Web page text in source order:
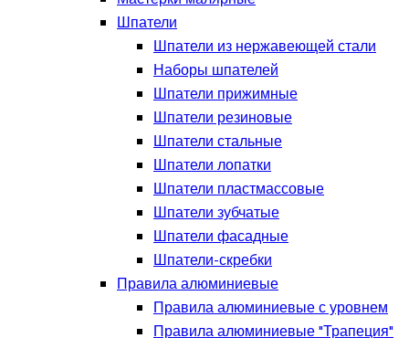
Шпатели
Шпатели из нержавеющей стали
Наборы шпателей
Шпатели прижимные
Шпатели резиновые
Шпатели стальные
Шпатели лопатки
Шпатели пластмассовые
Шпатели зубчатые
Шпатели фасадные
Шпатели-скребки
Правила алюминиевые
Правила алюминиевые с уровнем
Правила алюминиевые "Трапеция"